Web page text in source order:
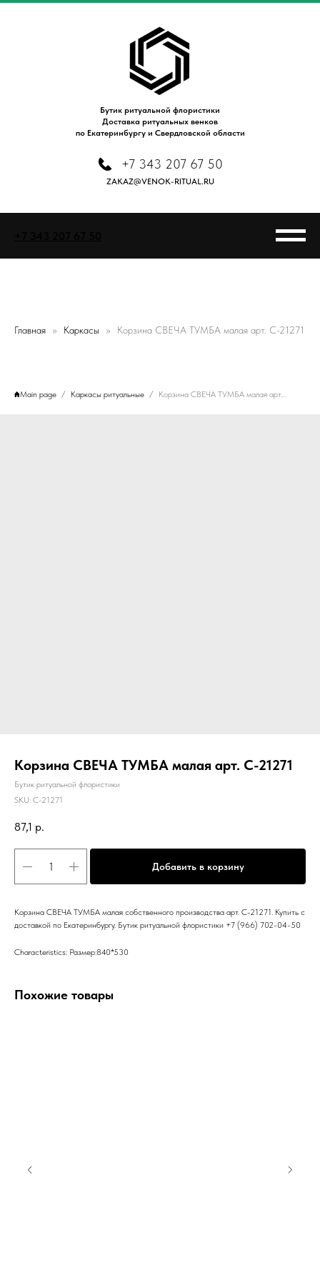
Бутик ритуальной флористики
Доставка ритуальных венков
по Екатеринбургу и Свердловской области
+7 343 207 67 50
ZAKAZ@VENOK-RITUAL.RU
Главная Каркасы Корзина СВЕЧА ТУМБА малая арт. C-21271
Main page Каркасы ритуальные
Корзина СВЕЧА ТУМБА малая арт. C-21271
Бутик ритуальной флористики
SKU: C-21271
87,1 р.
Добавить в корзину
Корзина СВЕЧА ТУМБА малая собственного производства арт. C-21271. Купить с
доставкой по Екатеринбургу. Бутик ритуальной флористики +7 (966) 702-04-50
Characteristics: Размер:840*530
Похожие товары